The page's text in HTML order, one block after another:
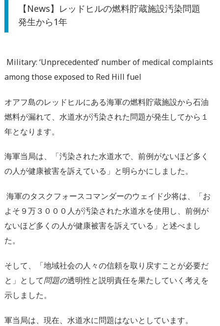
【News】レッドヒルの燃料貯蔵施設汚染問題
発生から1年
Military: ‘Unprecedented’ number of medical complaints
among those exposed to Red Hill fuel
オアフ島のレッドヒルにある海軍の燃料貯蔵施設から石油
燃料が漏れて、水道水が汚染された問題が発生してから１
年となります。
海軍当局は、「汚染された水道水で、前例がないほど多く
の人が健康被害を訴えている」と明らかにしました。
海軍のタスクフォースコマンダーのウェイド少将は、「お
よそ９万３０００人が汚染された水道水を使用し、前例が
ないほど多くの人が健康被害を訴えている」と述べまし
た。
そして、「地域社会の人々の信頼を取り戻すことが必要だ
と」として問題の透明性と説明責任を果たしていく 考えを
示しました。
軍当局は、現在、水道水に問題はないとしています。